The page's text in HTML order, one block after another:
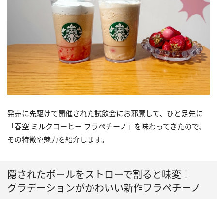
発売に先駆けて開催された試飲会にお邪魔して、ひと足先に
「春空 ミルクコーヒー フラペチーノ」を味わってきたので、
その特徴や魅力を紹介します。
隠されたボールをストローで割ると味変！
グラデーションがかわいい新作フラペチーノ